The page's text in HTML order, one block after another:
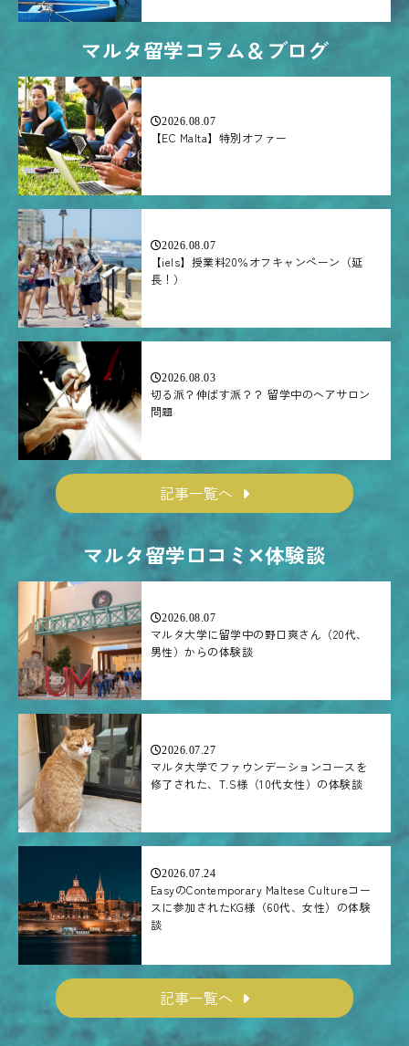
マルタ留学コラム＆ブログ
2026.08.07
【EC Malta】特別オファー
2026.08.07
【iels】授業料20％オフキャンペーン（延
長！）
2026.08.03
切る派？伸ばす派？？ 留学中のヘアサロン
問題
記事一覧へ
マルタ留学口コミ✕体験談
2026.08.07
マルタ大学に留学中の野口爽さん（20代、
男性）からの体験談
2026.07.27
マルタ大学でファウンデーションコースを
修了された、T.S様（10代女性）の体験談
2026.07.24
EasyのContemporary Maltese Cultureコー
スに参加されたKG様（60代、女性）の体験
談
記事一覧へ